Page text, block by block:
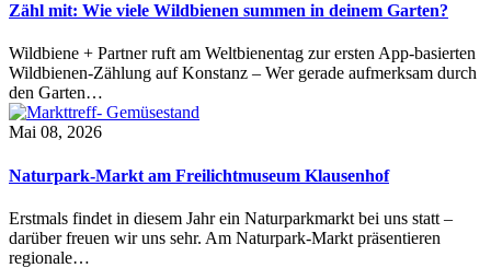
Zähl mit: Wie viele Wildbienen summen in deinem Garten?
Wildbiene + Partner ruft am Weltbienentag zur ersten App-basierten
Wildbienen-Zählung auf Konstanz – Wer gerade aufmerksam durch
den Garten…
Mai 08, 2026
Naturpark-Markt am Freilichtmuseum Klausenhof
Erstmals findet in diesem Jahr ein Naturparkmarkt bei uns statt –
darüber freuen wir uns sehr. Am Naturpark-Markt präsentieren
regionale…